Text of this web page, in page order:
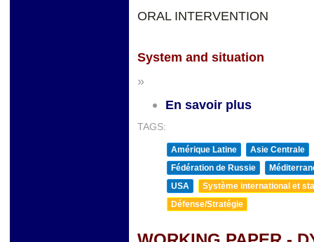
ORAL INTERVENTION
System and situation
»
En savoir plus
TAGS:
Amérique Latine
Asie Centrale
Fédération de Russie
USA
Système international et
Défense/Stratégie